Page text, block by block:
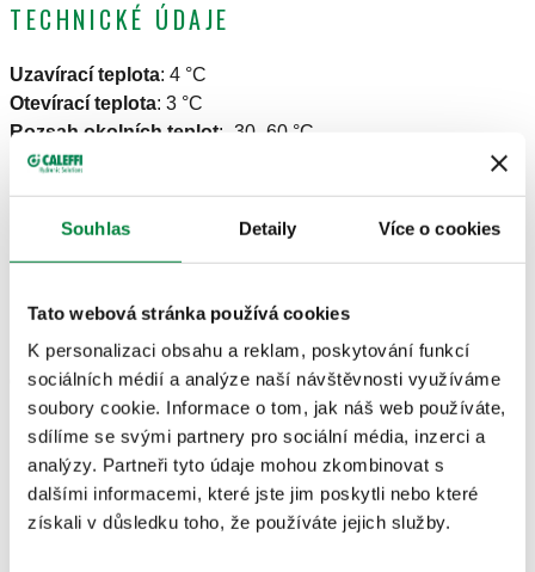
Souhlas Detaily Více o cookies
Tato webová stránka používá cookies
K personalizaci obsahu a reklam, poskytování funkcí
sociálních médií a analýze naší návštěvnosti využíváme
soubory cookie. Informace o tom, jak náš web používáte,
sdílíme se svými partnery pro sociální média, inzerci a
analýzy. Partneři tyto údaje mohou zkombinovat s
dalšími informacemi, které jste jim poskytli nebo které
získali v důsledku toho, že používáte jejich služby.
TECHNICKÉ ÚDAJE
Uzavírací teplota: 4 °C
Otevírací teplota: 3 °C
Rozsah okolních teplot: -30–60 °C
Rozsah teplot průt. média
Materiál
mosaz
NÁKRESY A SPECIFIKACE
Číslo dílu Připojení Actions
108622 G 1" A (ISO 228-1) M
Nákresy 2D